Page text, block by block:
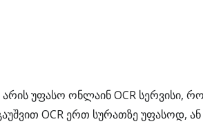
არის უფასო ონლაინ OCR სერვისი,
OCR ერთ სურათზე უფასოდ,